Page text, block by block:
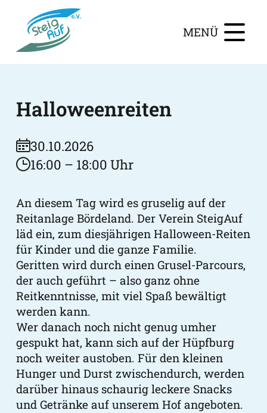
MENÜ
Halloweenreiten
30.10.2026
16:00 – 18:00 Uhr
An diesem Tag wird es gruselig auf der
Reitanlage Bördeland. Der Verein SteigAuf
läd ein, zum diesjährigen Halloween-Reiten
für Kinder und die ganze Familie.
Geritten wird durch einen Grusel-Parcours,
der auch geführt – also ganz ohne
Reitkenntnisse, mit viel Spaß bewältigt
werden kann.
Wer danach noch nicht genug umher
gespukt hat, kann sich auf der Hüpfburg
noch weiter austoben. Für den kleinen
Hunger und Durst zwischendurch, werden
darüber hinaus schaurig leckere Snacks
und Getränke auf unserem Hof angeboten.